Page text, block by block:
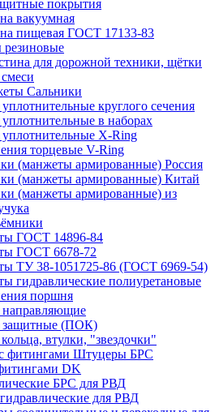
покрытия
вакуумная
пищевая ГОСТ 17133-83
для дорожной техники, щётки
Сальники
круглого сечения
в наборах
уплотнительные Х-Ring
торцевые V-Ring
(манжеты армированные) Россия
(манжеты армированные) Китай
(манжеты армированные) из
ГОСТ 14896-84
ГОСТ 6678-72
ТУ 38-1051725-86 (ГОСТ 6969-54)
гидравлические полиуретановые
поршня
направляющие
защитные (ПОК)
втулки, "звездочки"
фитингами Штуцеры БРС
DK
БРС для РВД
для РВД